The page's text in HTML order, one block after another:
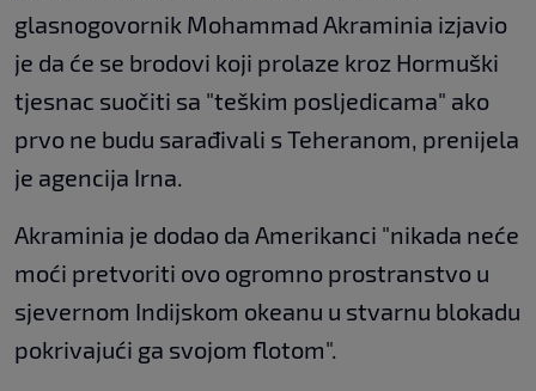
glasnogovornik Mohammad Akraminia izjavio
je da će se brodovi koji prolaze kroz Hormuški
tjesnac suočiti sa "teškim posljedicama" ako
prvo ne budu sarađivali s Teheranom, prenijela
je agencija Irna.
Akraminia je dodao da Amerikanci "nikada neće
moći pretvoriti ovo ogromno prostranstvo u
sjevernom Indijskom okeanu u stvarnu blokadu
pokrivajući ga svojom flotom".